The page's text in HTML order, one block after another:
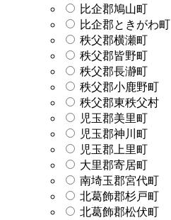
比企郡鳩山町
比企郡ときがわ町
秩父郡横瀬町
秩父郡皆野町
秩父郡長瀞町
秩父郡小鹿野町
秩父郡東秩父村
児玉郡美里町
児玉郡神川町
児玉郡上里町
大里郡寄居町
南埼玉郡宮代町
北葛飾郡杉戸町
北葛飾郡松伏町